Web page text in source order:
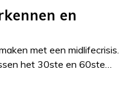
en
met een midlifecrisis.
het 30ste en 60ste…